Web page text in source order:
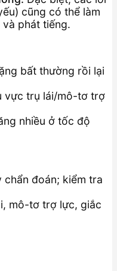
cũng có thể làm
phát tiếng.
bất thường rồi lại
vực trụ lái/mô-tơ trợ
nhiều ở tốc độ
chẩn đoán; kiểm tra
mô-tơ trợ lực, giắc